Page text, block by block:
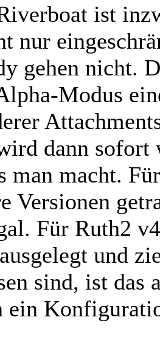
ist
nur
gehen nicht.
Modus
dann sofort
man macht.
Versionen
Für Ruth2
und
sind, ist das
ein